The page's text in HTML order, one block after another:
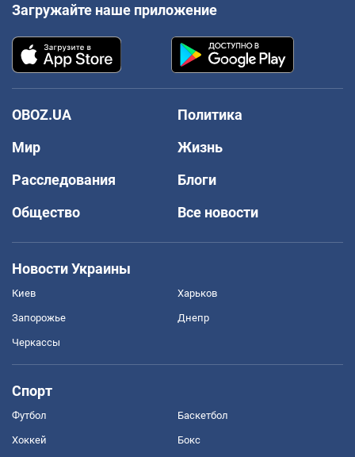
Загружайте наше приложение
OBOZ.UA
Политика
Мир
Жизнь
Расследования
Блоги
Общество
Все новости
Новости Украины
Киев Харьков
Запорожье Днепр
Черкассы
Спорт
Футбол Баскетбол
Хоккей Бокс